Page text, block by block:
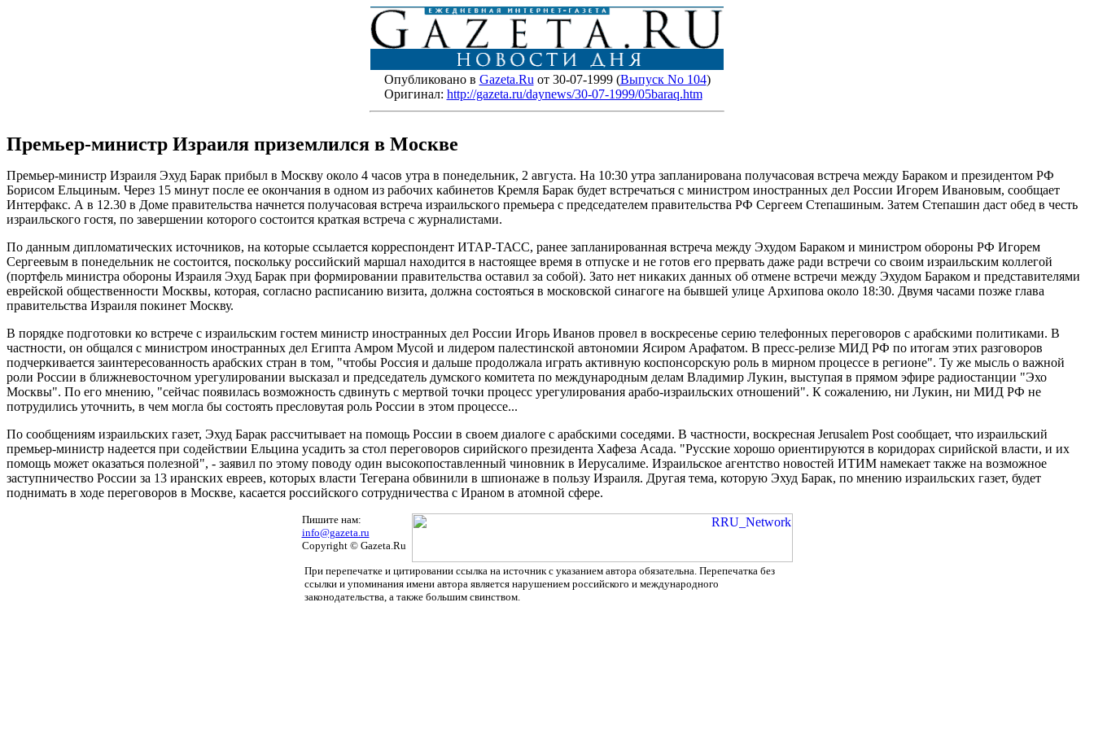
Опубликовано в Gazeta.Ru от 30-07-1999 (Выпуск No 104)
Оригинал: http://gazeta.ru/daynews/30-07-1999/05baraq.htm
Премьер-министр Израиля приземлился в Москве
Премьер-министр Израиля Эхуд Барак прибыл в Москву около 4 часов утра в понедельник, 2 августа. На 10:30 утра запланирована получасовая встреча между Бараком и президентом РФ
Борисом Ельциным. Через 15 минут после ее окончания в одном из рабочих кабинетов Кремля Барак будет встречаться с министром иностранных дел России Игорем Ивановым, сообщает
Интерфакс. А в 12.30 в Доме правительства начнется получасовая встреча израильского премьера с председателем правительства РФ Сергеем Степашиным. Затем Степашин даст обед в честь
израильского гостя, по завершении которого состоится краткая встреча с журналистами.
По данным дипломатических источников, на которые ссылается корреспондент ИТАР-ТАСС, ранее запланированная встреча между Эхудом Бараком и министром обороны РФ Игорем
Сергеевым в понедельник не состоится, поскольку российский маршал находится в настоящее время в отпуске и не готов его прервать даже ради встречи со своим израильским коллегой
(портфель министра обороны Израиля Эхуд Барак при формировании правительства оставил за собой). Зато нет никаких данных об отмене встречи между Эхудом Бараком и представителями
еврейской общественности Москвы, которая, согласно расписанию визита, должна состояться в московской синагоге на бывшей улице Архипова около 18:30. Двумя часами позже глава
правительства Израиля покинет Москву.
В порядке подготовки ко встрече с израильским гостем министр иностранных дел России Игорь Иванов провел в воскресенье серию телефонных переговоров с арабскими политиками. В
частности, он общался с министром иностранных дел Египта Амром Мусой и лидером палестинской автономии Ясиром Арафатом. В пресс-релизе МИД РФ по итогам этих разговоров
подчеркивается заинтересованность арабских стран в том, "чтобы Россия и дальше продолжала играть активную коспонсорскую роль в мирном процессе в регионе". Ту же мысль о важной
роли России в ближневосточном урегулировании высказал и председатель думского комитета по международным делам Владимир Лукин, выступая в прямом эфире радиостанции "Эхо
Москвы". По его мнению, "сейчас появилась возможность сдвинуть с мертвой точки процесс урегулирования арабо-израильских отношений". К сожалению, ни Лукин, ни МИД РФ не
потрудились уточнить, в чем могла бы состоять пресловутая роль России в этом процессе...
По сообщениям израильских газет, Эхуд Барак рассчитывает на помощь России в своем диалоге с арабскими соседями. В частности, воскресная Jerusalem Post сообщает, что израильский
премьер-министр надеется при содействии Ельцина усадить за стол переговоров сирийского президента Хафеза Асада. "Русские хорошо ориентируются в коридорах сирийской власти, и их
помощь может оказаться полезной", - заявил по этому поводу один высокопоставленный чиновник в Иерусалиме. Израильское агентство новостей ИТИМ намекает также на возможное
заступничество России за 13 иранских евреев, которых власти Тегерана обвинили в шпионаже в пользу Израиля. Другая тема, которую Эхуд Барак, по мнению израильских газет, будет
поднимать в ходе переговоров в Москве, касается российского сотрудничества с Ираном в атомной сфере.
Пишите нам:
info@gazeta.ru
Copyright © Gazeta.Ru
При перепечатке и цитировании ссылка на источник с указанием автора обязательна. Перепечатка без
ссылки и упоминания имени автора является нарушением российского и международного
законодательства, а также большим свинством.